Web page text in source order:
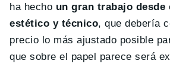
ha hecho un gran trabajo
estético y técnico, que debería
precio lo más ajustado posible
que sobre el papel parece será